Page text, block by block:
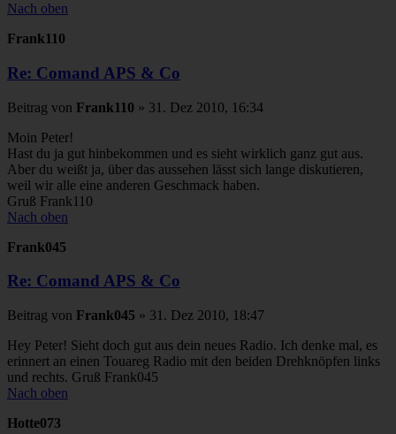
Nach oben
Frank110
Re: Comand APS & Co
Beitrag von Frank110 » 31. Dez 2010, 16:34
Moin Peter!
Hast du ja gut hinbekommen und es sieht wirklich ganz gut aus.
Aber du weißt ja, über das aussehen lässt sich lange diskutieren,
weil wir alle eine anderen Geschmack haben.
Gruß Frank110
Nach oben
Frank045
Re: Comand APS & Co
Beitrag von Frank045 » 31. Dez 2010, 18:47
Hey Peter! Sieht doch gut aus dein neues Radio. Ich denke mal, es
erinnert an einen Touareg Radio mit den beiden Drehknöpfen links
und rechts. Gruß Frank045
Nach oben
Hotte073